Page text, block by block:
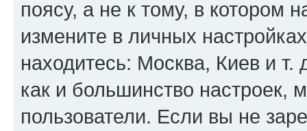
поясу, а не к тому, в котором
измените в личных
находитесь: Москва, Киев и т.
как и большинство настроек,
пользователи. Если вы не